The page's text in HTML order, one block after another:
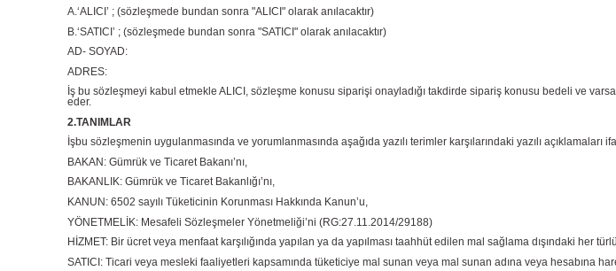
A.‘ALICI’ ; (sözleşmede bundan sonra "ALICI" olarak anılacaktır)
B.‘SATICI’ ; (sözleşmede bundan sonra "SATICI" olarak anılacaktır)
AD- SOYAD:
ADRES:
İş bu sözleşmeyi kabul etmekle ALICI, sözleşme konusu siparişi onayladığı takdirde sipariş konusu bedeli ve
eder.
2.TANIMLAR
İşbu sözleşmenin uygulanmasında ve yorumlanmasında aşağıda yazılı terimler karşılarındaki yazılı açıklamaları
BAKAN: Gümrük ve Ticaret Bakanı’nı,
BAKANLIK: Gümrük ve Ticaret Bakanlığı’nı,
KANUN: 6502 sayılı Tüketicinin Korunması Hakkında Kanun’u,
YÖNETMELİK: Mesafeli Sözleşmeler Yönetmeliği’ni (RG:27.11.2014/29188)
HİZMET: Bir ücret veya menfaat karşılığında yapılan ya da yapılması taahhüt edilen mal sağlama dışındaki her
SATICI: Ticari veya mesleki faaliyetleri kapsamında tüketiciye mal sunan veya mal sunan adına veya hesabına